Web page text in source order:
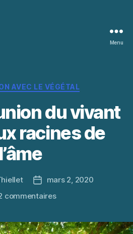
Menu
Catégories
AVEC LE VÉGÉTAL
du vivant
racines de
l’âme
Date
de
mars 2, 2020
commentairessur
du